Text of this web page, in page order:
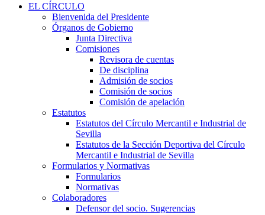
EL CÍRCULO
Bienvenida del Presidente
Órganos de Gobierno
Junta Directiva
Comisiones
Revisora de cuentas
De disciplina
Admisión de socios
Comisión de socios
Comisión de apelación
Estatutos
Estatutos del Círculo Mercantil e Industrial de
Sevilla
Estatutos de la Sección Deportiva del Círculo
Mercantil e Industrial de Sevilla
Formularios y Normativas
Formularios
Normativas
Colaboradores
Defensor del socio. Sugerencias